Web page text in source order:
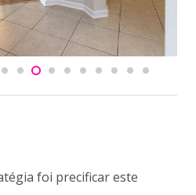
foi precificar este